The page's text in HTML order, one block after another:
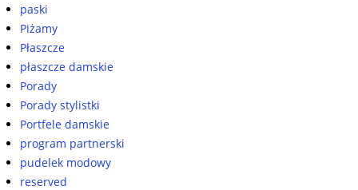
paski
Piżamy
Płaszcze
płaszcze damskie
Porady
Porady stylistki
Portfele damskie
program partnerski
pudelek modowy
reserved